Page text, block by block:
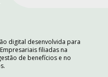
digital desenvolvida para
filiadas na
de benefícios e no